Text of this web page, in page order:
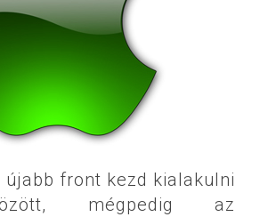
újabb front kezd kialakulni
mégpedig az